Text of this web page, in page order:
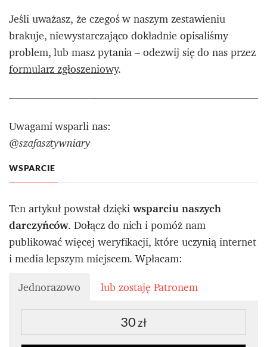
Jeśli uważasz, że czegoś w naszym zestawieniu
brakuje, niewystarczająco dokładnie opisaliśmy
problem, lub masz pytania – odezwij się do nas przez
formularz zgłoszeniowy.
Uwagami wsparli nas:
@szafasztywniary
WSPARCIE
Ten artykuł powstał dziękiwsparciu naszych
darczyńców. Dołącz do nich i pomóż nam
publikować więcej weryfikacji, które uczynią internet
i media lepszym miejscem. Wpłacam:
Jednorazowo
lub zostaję Patronem
30 zł